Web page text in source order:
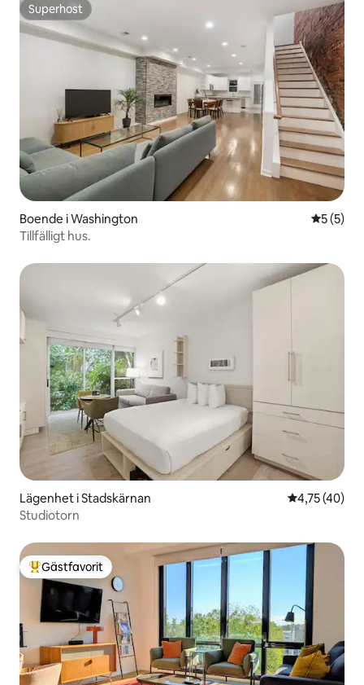
Superhost
Superhost
Boende i Washington 5 av 5 i
5 (5)
Tillfälligt hus.
Lägenhet i Stadskärnan 4,75 av 5 i
4,75 (40)
Studiotorn
Populär gästfavorit
Gästfavorit